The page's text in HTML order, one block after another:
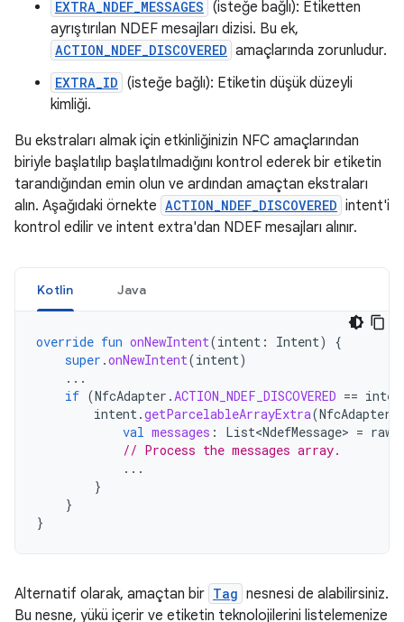
EXTRA_NDEF_MESSAGES (isteğe bağlı): Etiketten
ayrıştırılan NDEF mesajları dizisi. Bu ek,
ACTION_NDEF_DISCOVERED amaçlarında zorunludur.
EXTRA_ID (isteğe bağlı): Etiketin düşük düzeyli
kimliği.
Bu ekstraları almak için etkinliğinizin NFC amaçlarından
biriyle başlatılıp başlatılmadığını kontrol ederek bir etiketin
tarandığından emin olun ve ardından amaçtan ekstraları
alın. Aşağıdaki örnekte ACTION_NDEF_DISCOVERED intent'i
kontrol edilir ve intent extra'dan NDEF mesajları alınır.
Kotlin Java
override fun onNewIntent(intent : Intent)
{
super .onNewIntent(intent)
...
if (NfcAdapter .ACTION_NDEF_DISCOVERED ==
intent.getParcelableArrayExtra(NfcAdapter
val messages : List<NdefMessage> =
// Process the messages array.
...
}
}
}
Alternatif olarak, amaçtan bir Tag nesnesi de alabilirsiniz.
Bu nesne, yükü içerir ve etiketin teknolojilerini listelemenize